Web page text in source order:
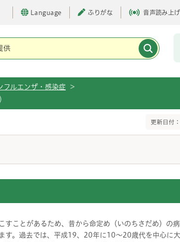
Language ふりがな 音声読み上げ
フルエンザ・感染症
>
更新日付
ことがあるため、昔から命定め（いのちさだめ）の病
す。過去では、平成19、20年に10～20歳代を中心に